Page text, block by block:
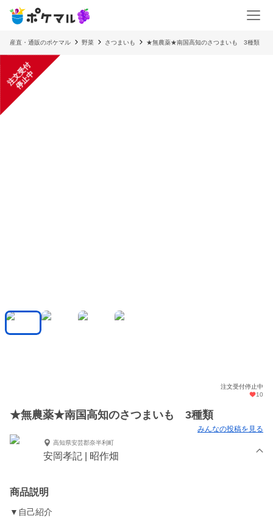
産直・通販のポケマル 野菜 さつまいも ★無農薬★南国高知のさつまいも 3種類
注
文
受
付
停
止
中
注文受付停止中
10
★無農薬★南国高知のさつまいも 3種類
みんなの投稿を見る
高知県安芸郡奈半利町
安岡孝記 | 昭作畑
商品説明
▼自己紹介